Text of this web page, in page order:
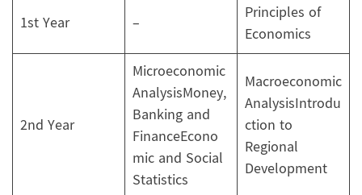
1st Year
–
Principles of
Economics
2nd Year
Microeconomic
AnalysisMoney,
Banking and
FinanceEcono
mic and Social
Statistics
Macroeconomic
AnalysisIntrodu
ction to
Regional
Development